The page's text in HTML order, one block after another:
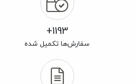
1193+
سفارش‌ها تکمیل شده